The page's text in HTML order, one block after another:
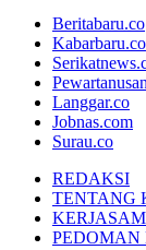
Beritabaru.co
Kabarbaru.co
Langgar.co
Jobnas.com
Surau.co
REDAKSI
TENTANG
PEDOMAN